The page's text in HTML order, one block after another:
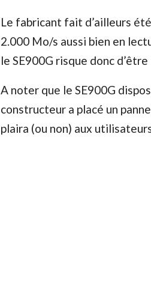
Le fabricant fait d’ailleurs
2.000 Mo/s aussi bien en
le SE900G risque donc
A noter que le SE900G
constructeur a placé un
plaira (ou non) aux